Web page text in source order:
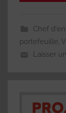
Chef
portefeuille,
Laisser